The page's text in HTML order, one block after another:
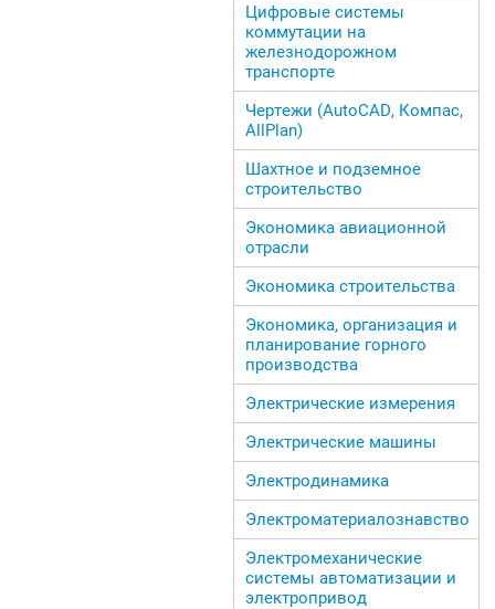
Цифровые системы
коммутации на
железнодорожном
транспорте
Чертежи (AutoCAD, Компас,
AllPlan)
Шахтное и подземное
строительство
Экономика авиационной
отрасли
Экономика строительства
Экономика, организация и
планирование горного
производства
Электрические измерения
Электрические машины
Электродинамика
Электроматериалознавство
Электромеханические
системы автоматизации и
электропривод